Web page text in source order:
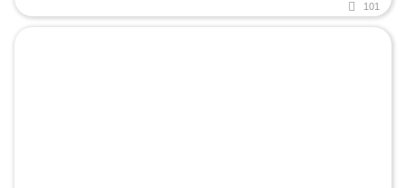
101